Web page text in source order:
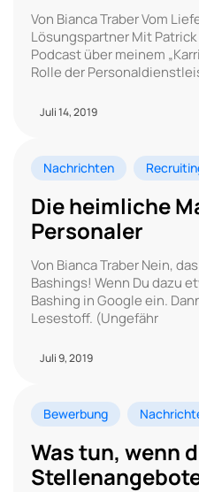
Von Bianca Traber Vom
Lösungspartner Mit
Podcast über meinem
Rolle der
Juli 14, 2019
Nachrichten
Die heimliche
Personaler
Von Bianca Traber Nein,
Bashings! Wenn Du dazu
Bashing in Google ein.
Lesestoff. (Ungefähr
Juli 9, 2019
Bewerbung
Was tun, wenn